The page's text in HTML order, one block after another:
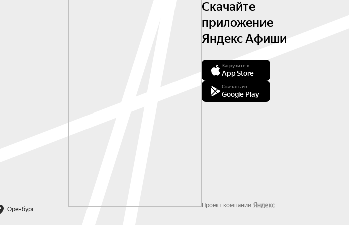
Оренбург
Скачайте
приложение
Яндекс Афиши
Загрузите в
App Store
Скачать из
Google Play
Проект компании